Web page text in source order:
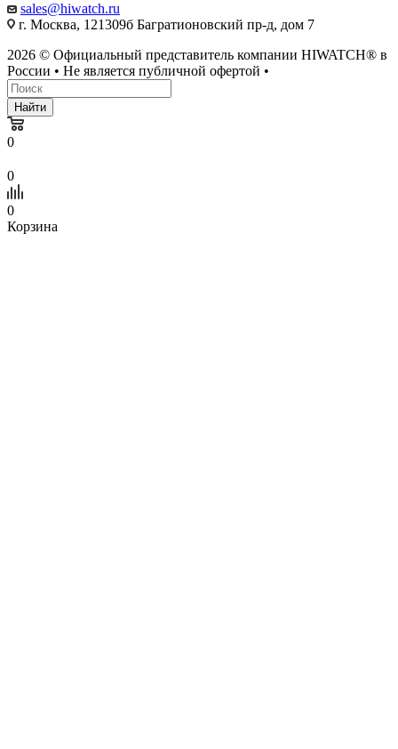
sales@hiwatch.ru
г. Москва, 121309б Багратионовский пр-д, дом 7
2026 © Официальный представитель компании HIWATCH® в
России • Не является публичной офертой •
Найти
0
0
0
Корзина